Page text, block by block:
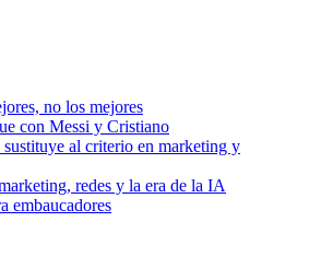
no los mejores
con Messi y Cristiano
al criterio en marketing y
redes y la era de la IA
embaucadores